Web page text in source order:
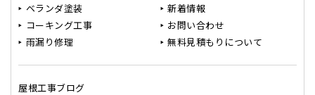
ベランダ塗装
コーキング工事
雨漏り修理
新着情報
お問い合わせ
無料見積もりについて
屋根工事ブログ